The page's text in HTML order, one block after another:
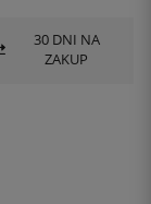
30 DNI NA
ZAKUP